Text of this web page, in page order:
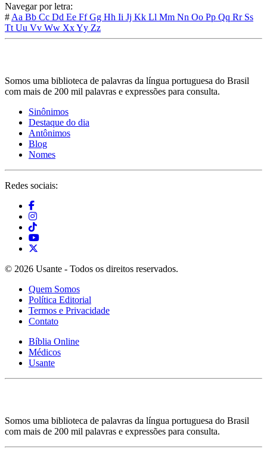
Navegar por letra:
# Aa Bb Cc Dd Ee FfGg Hh Ii Jj Kk Ll Mm Nn Oo Pp Qq Rr Ss
Tt Uu Vv Ww XxYy Zz
Somos uma biblioteca de palavras da língua portuguesa do Brasil
com mais de 200 mil palavras e expressões para consulta.
Sinônimos
Destaque do dia
Antônimos
Blog
Nomes
Redes sociais:
© 2026 Usante - Todos os direitos reservados.
Quem Somos
Política Editorial
Termos e Privacidade
Contato
Bíblia Online
Médicos
Usante
Somos uma biblioteca de palavras da língua portuguesa do Brasil
com mais de 200 mil palavras e expressões para consulta.